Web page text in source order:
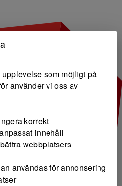
som möjligt på
använder vi oss av
korrekt
innehåll
webbplatsers
användas för annonsering